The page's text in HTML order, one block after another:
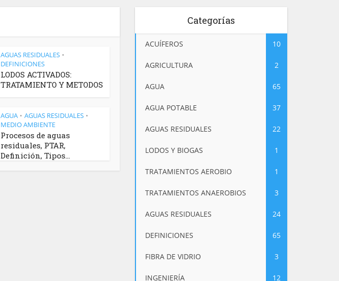
AGUAS RESIDUALES •
DEFINICIONES
LODOS ACTIVADOS:
TRATAMIENTO Y METODOS
AGUA • AGUAS RESIDUALES •
MEDIO AMBIENTE
Procesos de aguas
residuales, PTAR,
Definición, Tipos...
Categorías
ACUÍFEROS 10
AGRICULTURA 2
AGUA 65
AGUA POTABLE 37
AGUAS RESIDUALES 22
LODOS Y BIOGAS 1
TRATAMIENTOS AEROBIO 1
TRATAMIENTOS ANAEROBIOS 3
AGUAS RESIDUALES 24
DEFINICIONES 65
FIBRA DE VIDRIO 3
INGENIERÍA 12